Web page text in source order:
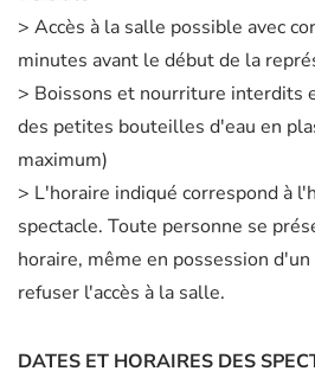
> Accès à la salle possible avec
minutes avant le début de la
> Boissons et nourriture interdits
des petites bouteilles d'eau en
maximum)
> L'horaire indiqué correspond à
spectacle. Toute personne se
horaire, même en possession
refuser l'accès à la salle.
DATES ET HORAIRES DES